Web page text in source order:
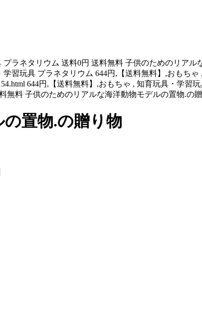
ラネタリウム 送料0円 送料無料 子供のためのリアル
習玩具 プラネタリウム 644円,【送料無料】,おもち
644円,【送料無料】,おもちゃ , 知育玩具・学習
無料 子供のためのリアルな海洋動物モデルの置物.の
の置物.の贈り物